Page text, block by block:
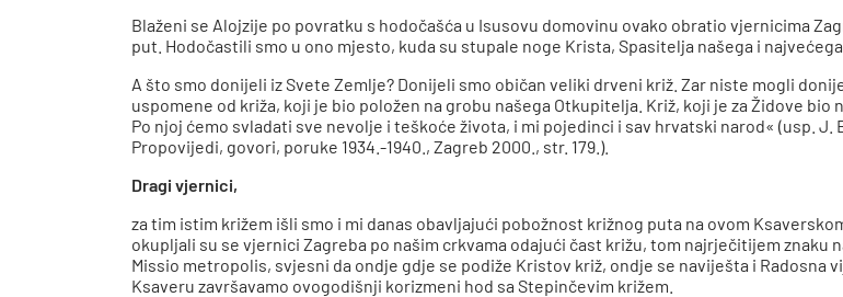
Blaženi se Alojzije po povratku s hodočašća u Isusovu domovinu ovako obratio vjernicima
put. Hodočastili smo u ono mjesto, kuda su stupale noge Krista, Spasitelja našega i
A što smo donijeli iz Svete Zemlje? Donijeli smo običan veliki drveni križ. Zar niste mogli
uspomene od križa, koji je bio položen na grobu našega Otkupitelja. Križ, koji je za Židove bio
Po njoj ćemo svladati sve nevolje i teškoće života, i mi pojedinci i sav hrvatski narod« (usp.
Propovijedi, govori, poruke 1934.-1940., Zagreb 2000., str. 179.).
Dragi vjernici,
za tim istim križem išli smo i mi danas obavljajući pobožnost križnog puta na ovom
okupljali su se vjernici Zagreba po našim crkvama odajući čast križu, tom najrječitijem
Missio metropolis, svjesni da ondje gdje se podiže Kristov križ, ondje se naviješta i Radosna
Ksaveru završavamo ovogodišnji korizmeni hod sa Stepinčevim križem.